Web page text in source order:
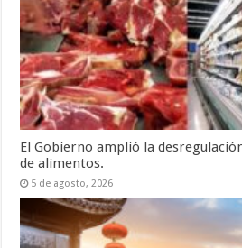
El Gobierno amplió la
de alimentos.
5 de agosto, 2026